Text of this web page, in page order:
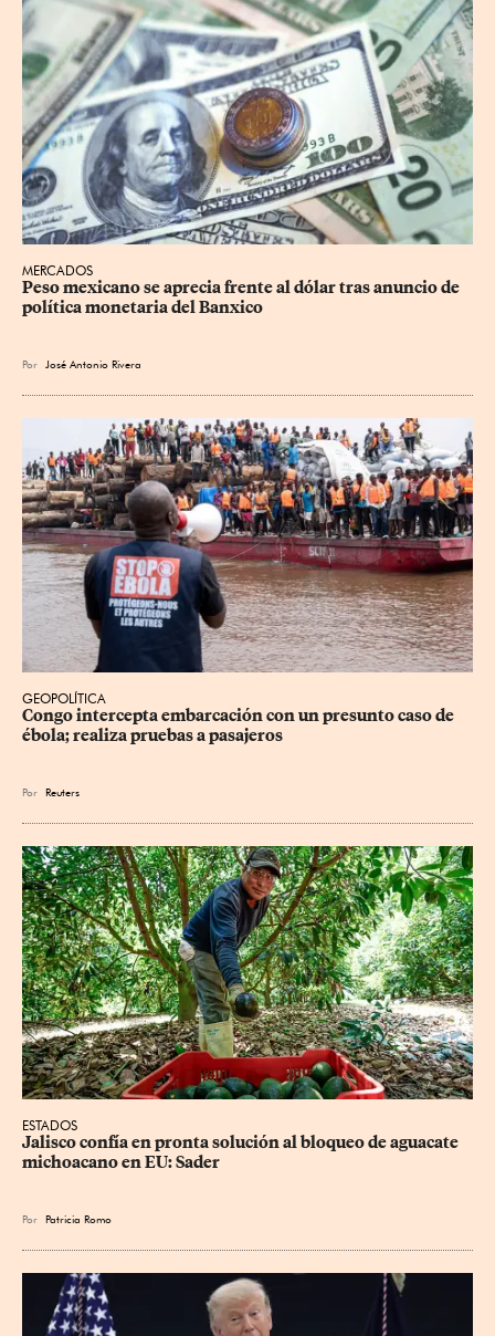
MERCADOS
Peso mexicano se aprecia frente al dólar tras anuncio de
política monetaria del Banxico
Por José Antonio Rivera
GEOPOLÍTICA
Congo intercepta embarcación con un presunto caso de
ébola; realiza pruebas a pasajeros
Por Reuters
ESTADOS
Jalisco confía en pronta solución al bloqueo de aguacate
michoacano en EU: Sader
Por Patricia Romo